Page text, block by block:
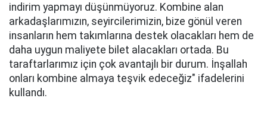
indirim yapmayı düşünmüyoruz. Kombine alan
arkadaşlarımızın, seyircilerimizin, bize gönül veren
insanların hem takımlarına destek olacakları hem de
daha uygun maliyete bilet alacakları ortada. Bu
taraftarlarımız için çok avantajlı bir durum. İnşallah
onları kombine almaya teşvik edeceğiz" ifadelerini
kullandı.